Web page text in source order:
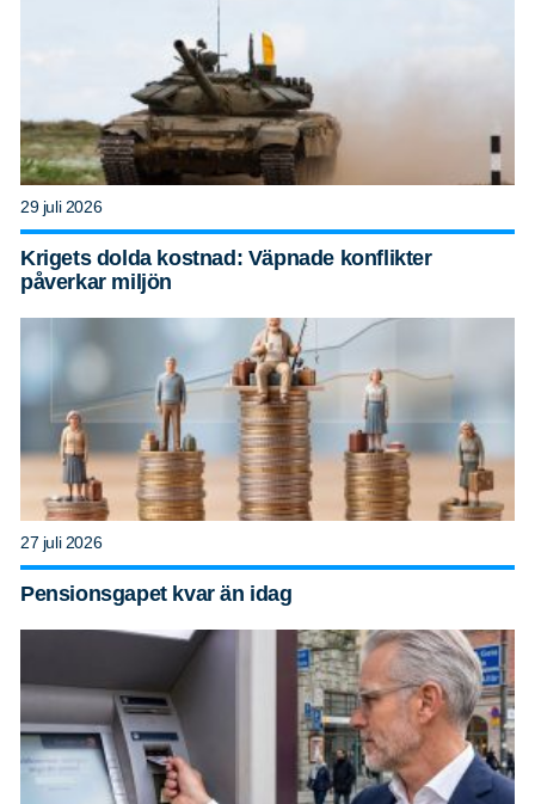
29 juli 2026
Krigets dolda kostnad: Väpnade konflikter
påverkar miljön
27 juli 2026
Pensionsgapet kvar än idag